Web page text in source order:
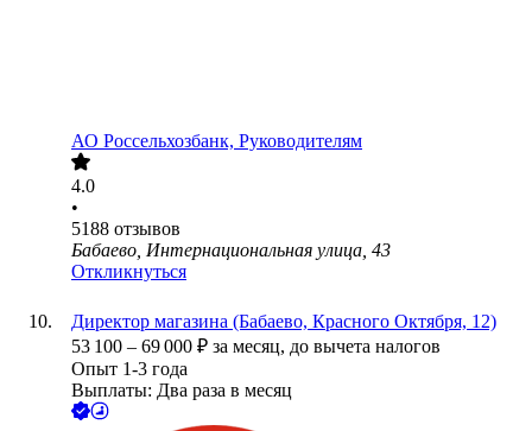
АО Россельхозбанк, Руководителям
4.0
•
5188 отзывов
Бабаево, Интернациональная улица, 43
Откликнуться
Директор магазина (Бабаево, Красного Октября, 12)
53 100 – 69 000 ₽ за месяц, до вычета налогов
Опыт 1-3 года
Выплаты: Два раза в месяц